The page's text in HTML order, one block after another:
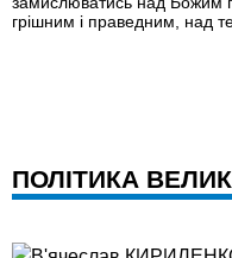
грішним і праведним, над
ПОЛІТИКА